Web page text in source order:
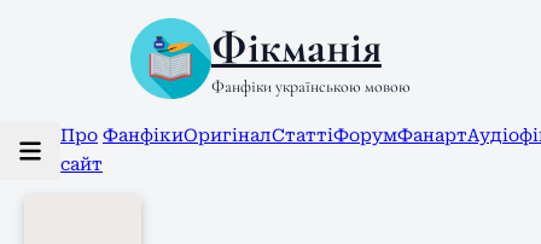
Фікманія
Фанфіки українською мовою
Про
сайт
ФанфікиОригіналСтаттіФорумФанарт